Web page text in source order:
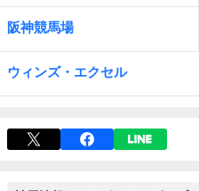
阪神競馬場
ウィンズ・エクセル